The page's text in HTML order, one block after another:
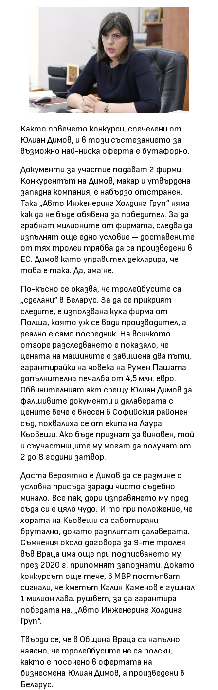
Както повечето конкурси, спечелени от
Юлиан Димов, и в този състезанието за
възможно най-ниска оферта е бутафорно.
Документи за участие подават 2 фирми.
Конкурентът на Димов, макар и утвърдена
западна компания, е набързо отстранен.
Така „Авто Инженеринг Холдинг Груп“ няма
как да не бъде обявена за победител. За да
грабнат милионите от фирмата, следва да
изпълнят още едно условие – доставените
от тях тролеи трябва да са произведени в
ЕС. Димов като управител декларира, че
това е така. Да, ама не.
По-късно се оказва, че тролейбусите са
„сделани“ в Беларус. За да се прикрият
следите, е използвана куха фирма от
Полша, която уж се води производител, а
реално е само посредник. На всичкото
отгоре разследването е показало, че
цената на машините е завишена два пъти,
гарантирайки на човека на Румен Пашата
допълнителна печалба от 4,5 млн. евро.
Обвинителният акт срещу Юлиан Димов за
фалшивите документи и далаверата с
цените вече е внесен в Софийския районен
съд, похвалиха се от екипа на Лаура
Кьовеши. Ако бъде признат за виновен, той
и съучастниците му могат да получат от
2 до 8 години затвор.
Доста вероятно е Димов да се размине с
условна присъда заради чисто съдебно
минало. Все пак, дори изправянето му пред
съда си е цяло чудо. И то при положение, че
хората на Кьовеши са саботирани
брутално, докато разплитат далаверата.
Съмнения около договора за 9-те тролея
във Враца има още при подписването му
през 2020 г. припомнят запознати. Докато
конкурсът още тече, в МВР постъпват
сигнали, че кметът Калин Каменов е гушнал
1 милион лава. рушвет, за да гарантира
победата на. „Авто Инженеринг Холдинг
Груп“.
Твърди се, че в Община Враца са напълно
наясно, че тролейбусите не са полски,
както е посочено в офертата на
бизнесмена Юлиан Димов, а произведени в
Беларус.